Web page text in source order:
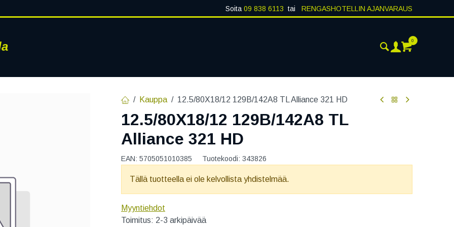
Soita 09 838 6113 tai RENGASHOTELLIN AJANVARAUS
RENKAAT
0
Kauppa 12.5/80X18/12 129B/142A8 TL Alliance 321 HD
12.5/80X18/12 129B/142A8 TL
Alliance 321 HD
EAN: 5705051010385 Tuotekoodi: 343826
Tällä tuotteella ei ole kelvollista yhdistelmää.
Myyntiehdot
Toimitus: 2-3 arkipäivää